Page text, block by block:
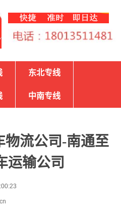
东北专线
中南专线
物流公司-南通至
运输公司